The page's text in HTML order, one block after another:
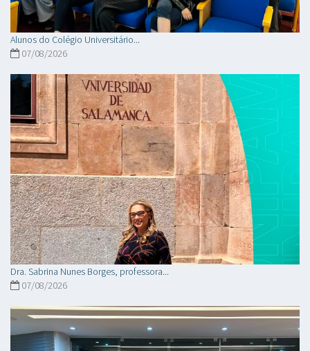
Alunos do Colégio Universitário...
07/08/2026
Dra. Sabrina Nunes Borges, professora...
07/08/2026